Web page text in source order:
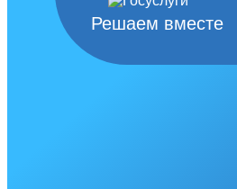
Решаем вместе